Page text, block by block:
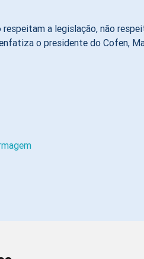
a legislação, não
o presidente do Cofen,